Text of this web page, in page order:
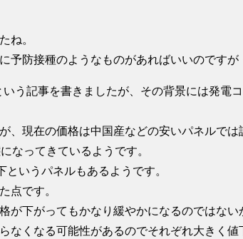
ね。
予防接種のようなものがあればいいのですが
う記事を書きましたが、その背景には発電
、現在の価格は中国産などの安いパネルでは
なってきているようです。
いうパネルもあるようです。
点です。
が下がってもかなり緩やかになるのではない
なくなる可能性があるのでそれぞれ大きく値